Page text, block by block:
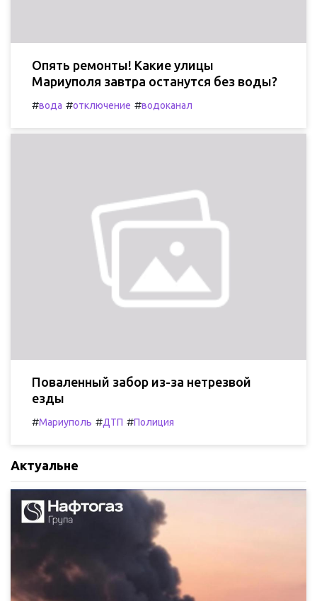
Опять ремонты! Какие улицы
Мариуполя завтра останутся без воды?
#вода #отключение #водоканал
Поваленный забор из-за нетрезвой
езды
#Мариуполь #ДТП #Полиция
Актуальне